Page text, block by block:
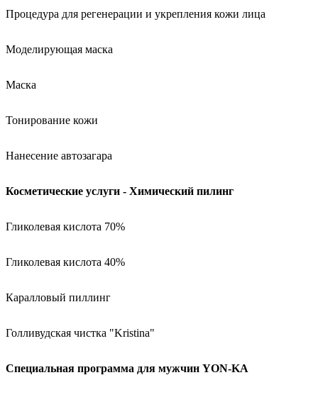
Процедура для регенерации и укрепления кожи лица
Моделирующая маска
Маска
Тонирование кожи
Нанесение автозагара
Косметические услуги - Химический пилинг
Гликолевая кислота 70%
Гликолевая кислота 40%
Каралловый пиллинг
Голливудская чистка "Kristina"
Специальная программа для мужчин YON-KA